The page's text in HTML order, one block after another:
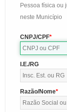
Pessoa física ou
neste Município
CNPJ/CPF
I.E./RG
Razão/Nome